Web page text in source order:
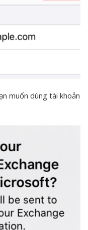
muốn dùng tài khoản